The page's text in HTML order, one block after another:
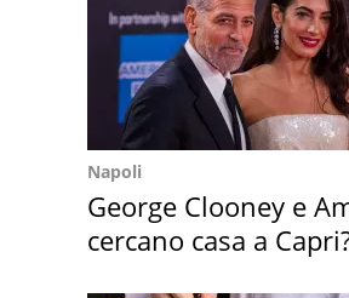
Napoli
George Clooney e
cercano casa a